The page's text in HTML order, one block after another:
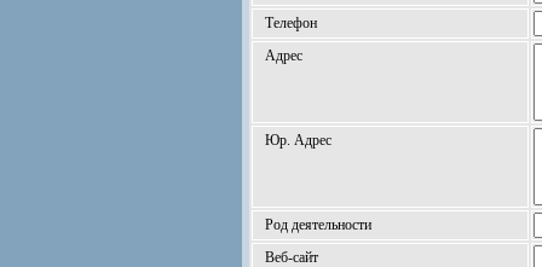
Телефон
Адрес
Юр. Адрес
Род деятельности
Веб-сайт